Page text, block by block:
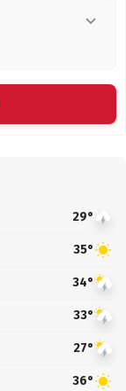
29°
35°
34°
33°
27°
36°